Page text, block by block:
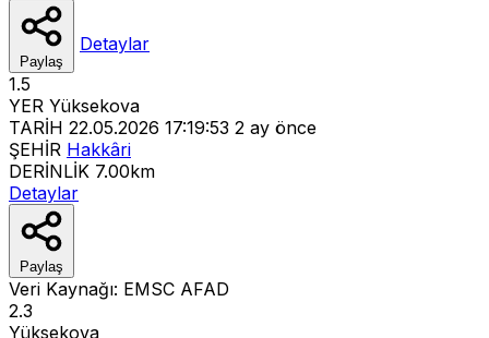
Paylaş
Detaylar
1.5
YER Yüksekova
TARİH 22.05.2026 17:19:53 2 ay önce
ŞEHİR Hakkâri
DERİNLİK 7.00km
Detaylar
Paylaş
Veri Kaynağı: EMSC AFAD
2.3
Yüksekova